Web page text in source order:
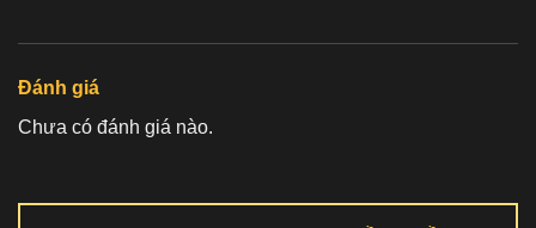
Đánh giá
Chưa có đánh giá nào.